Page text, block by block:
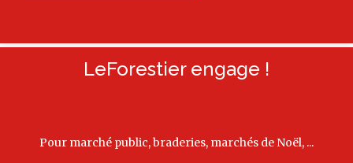
LeForestier engage !
Pour marché public, braderies, marchés de Noël, ...